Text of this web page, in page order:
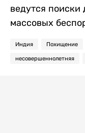
ведутся поиски
массовых
Индия Похищение
несовершеннолетняя